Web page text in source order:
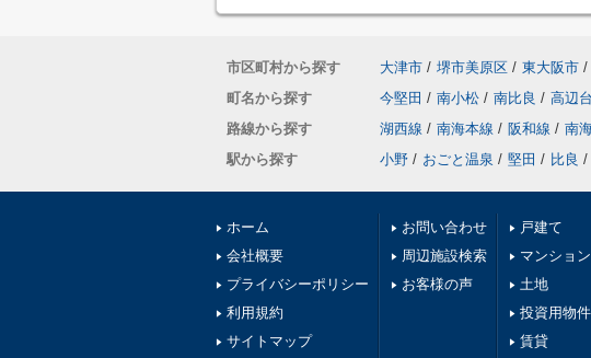
市区町村から探す 大津市 / 堺市美原区 / 東大阪市 /
町名から探す
今堅田 / 南小松 / 南比良 / 高辺台
路線から探す
湖西線 / 南海本線 / 阪和線 / 南
駅から探す
小野 / おごと温泉 / 堅田 / 比良 /
ホーム
会社概要
プライバシーポリシー
利用規約
サイトマップ
お問い合わせ
周辺施設検索
お客様の声
戸建て
マンション
土地
投資用物件
賃貸